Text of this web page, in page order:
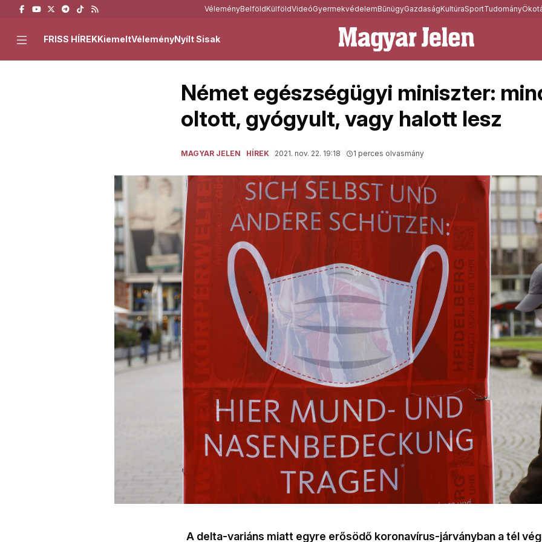
VéleményBelföldKülföldVideóGyermekvédelemBűnügyGazdaságKultúraSportTudomány
FRISS HÍREKKiemeltVéleményNyílt Sisak
Német egészségügyi miniszter:
oltott, gyógyult, vagy halott lesz
MAGYAR JELEN HÍREK 2021. nov. 22. 19:18 1 perces olvasmány
A delta-variáns miatt egyre erősödő koronavírus-járványban a tél